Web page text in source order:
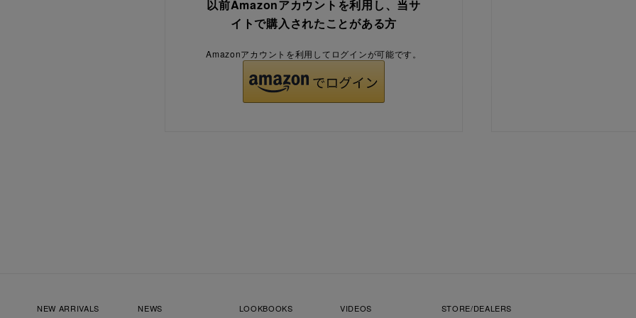
以前Amazonアカウントを利用し、当サ
イトで購入されたことがある方
Amazonアカウントを利用してログインが可能です。
NEW ARRIVALS NEWS LOOKBOOKS VIDEOS STORE/DEALERS